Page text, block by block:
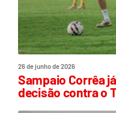
26 de junho de 2026
Sampaio Corrêa
decisão contra o